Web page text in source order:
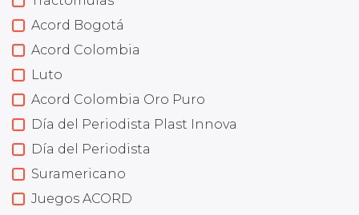
Acord Bogotá
Acord Colombia
Luto
Acord Colombia Oro Puro
Día del Periodista Plast Innova
Día del Periodista
Suramericano
Juegos ACORD